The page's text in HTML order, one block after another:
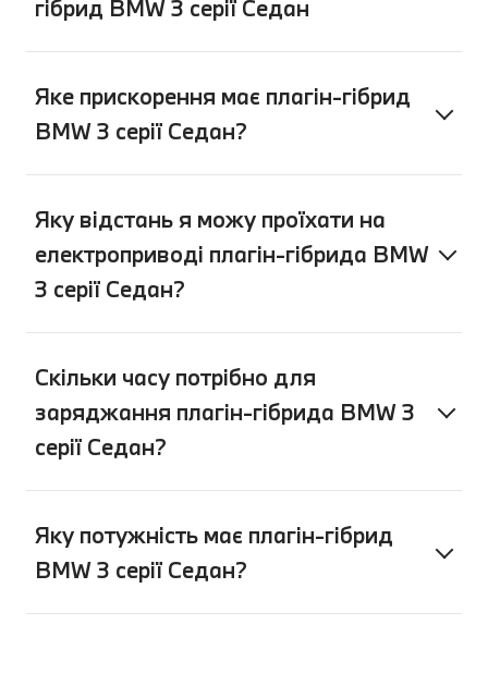
гібрид BMW 3 серії Седан
Яке прискорення має плагін-гібрид
BMW 3 серії Седан?
Яку відстань я можу проїхати на
електроприводі плагін-гібрида BMW
3 серії Седан?
Скільки часу потрібно для
заряджання плагін-гібрида BMW 3
серії Седан?
Яку потужність має плагін-гібрид
BMW 3 серії Седан?